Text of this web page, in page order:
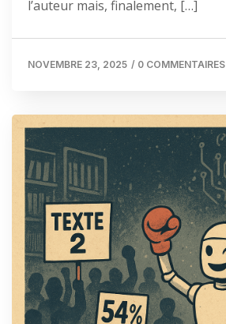
l’auteur mais, finalement, […]
NOVEMBRE 23, 2025 / 0 COMMENTAIRES